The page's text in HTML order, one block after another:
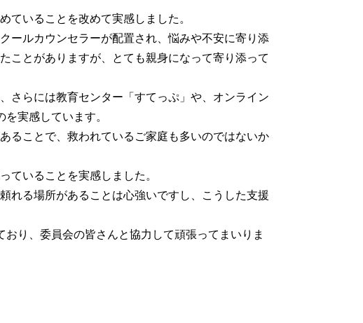
いることを改めて実感しました。
ールカウンセラーが配置され、悩みや不安に寄り添
ことがありますが、とても親身になって寄り添って
さらには教育センター「すてっぷ」や、オンライン
実感しています。
ることで、救われているご家庭も多いのではないか
いることを実感しました。
れる場所があることは心強いですし、こうした支援
り、委員会の皆さんと協力して頑張ってまいりま